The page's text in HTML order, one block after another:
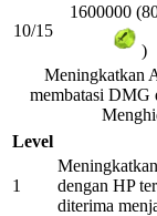
10/15
1600000
)
Meningkatkan
membatasi DMG
Level
1
dengan HP
diterima